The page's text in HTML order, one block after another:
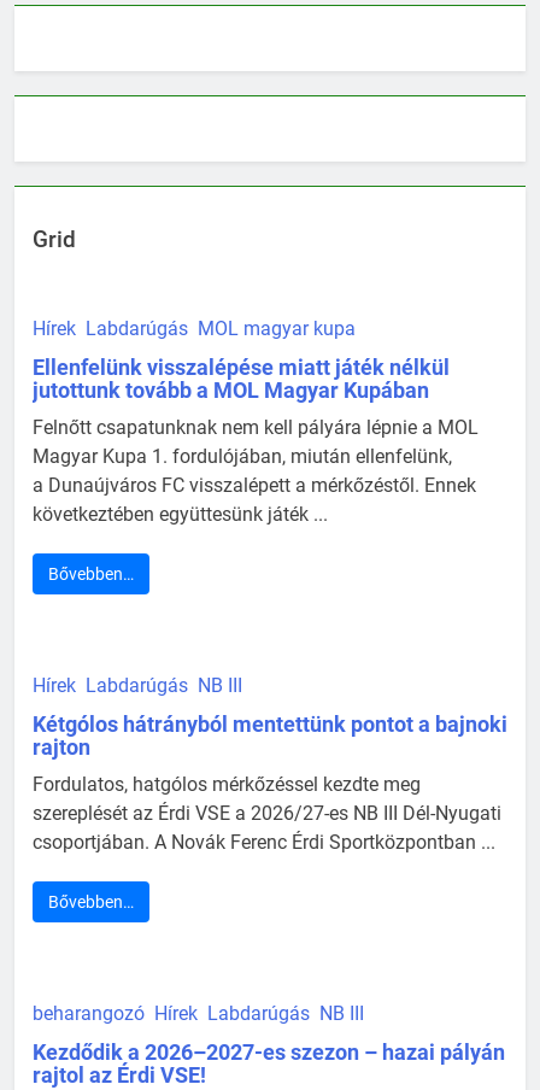
Grid
Hírek Labdarúgás MOL magyar kupa
Ellenfelünk visszalépése miatt játék nélkül
jutottunk tovább a MOL Magyar Kupában
Felnőtt csapatunknak nem kell pályára lépnie a MOL
Magyar Kupa 1. fordulójában, miután ellenfelünk,
a Dunaújváros FC visszalépett a mérkőzéstől. Ennek
következtében együttesünk játék ...
Bővebben…
Hírek Labdarúgás NB III
Kétgólos hátrányból mentettünk pontot a bajnoki
rajton
Fordulatos, hatgólos mérkőzéssel kezdte meg
szereplését az Érdi VSE a 2026/27-es NB III Dél-Nyugati
csoportjában. A Novák Ferenc Érdi Sportközpontban ...
Bővebben…
beharangozó Hírek Labdarúgás NB III
Kezdődik a 2026–2027-es szezon – hazai pályán
rajtol az Érdi VSE!